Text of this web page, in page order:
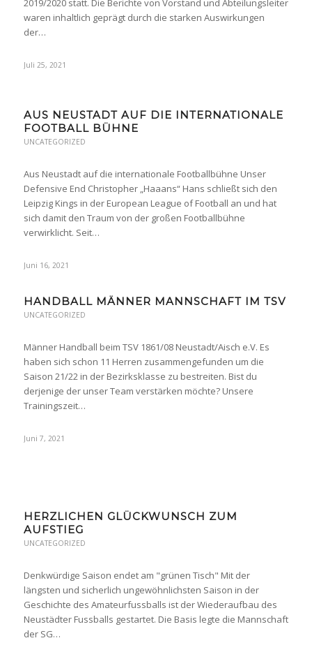
2019/2020 statt. Die Berichte von Vorstand und Abteilungsleiter
waren inhaltlich geprägt durch die starken Auswirkungen
der…
Juli 25, 2021
AUS NEUSTADT AUF DIE INTERNATIONALE
FOOTBALL BÜHNE
UNCATEGORIZED
Aus Neustadt auf die internationale Footballbühne Unser
Defensive End Christopher „Haaans“ Hans schließt sich den
Leipzig Kings in der European League of Football an und hat
sich damit den Traum von der großen Footballbühne
verwirklicht. Seit…
Juni 16, 2021
HANDBALL MÄNNER MANNSCHAFT IM TSV
UNCATEGORIZED
Männer Handball beim TSV 1861/08 Neustadt/Aisch e.V. Es
haben sich schon 11 Herren zusammengefunden um die
Saison 21/22 in der Bezirksklasse zu bestreiten. Bist du
derjenige der unser Team verstärken möchte? Unsere
Trainingszeit…
Juni 7, 2021
HERZLICHEN GLÜCKWUNSCH ZUM
AUFSTIEG
UNCATEGORIZED
Denkwürdige Saison endet am "grünen Tisch" Mit der
längsten und sicherlich ungewöhnlichsten Saison in der
Geschichte des Amateurfussballs ist der Wiederaufbau des
Neustädter Fussballs gestartet. Die Basis legte die Mannschaft
der SG…